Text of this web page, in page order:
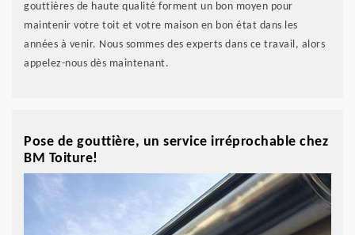
gouttières de haute qualité forment un bon moyen pour
maintenir votre toit et votre maison en bon état dans les
années à venir. Nous sommes des experts dans ce travail, alors
appelez-nous dès maintenant.
Pose de gouttière, un service irréprochable chez
BM Toiture!